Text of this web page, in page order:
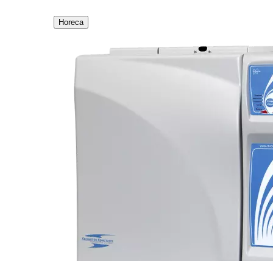
Horeca